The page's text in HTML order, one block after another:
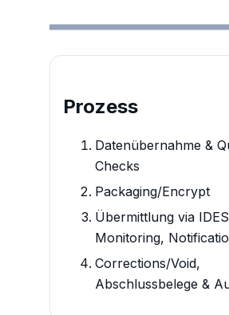
Prozess
Datenübernahme &
Checks
Packaging/Encrypt
Übermittlung via
Monitoring,
Corrections/Void,
Abschlussbelege &